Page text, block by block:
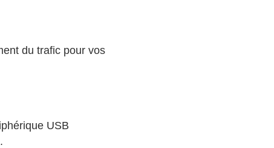
du trafic pour vos
USB
.